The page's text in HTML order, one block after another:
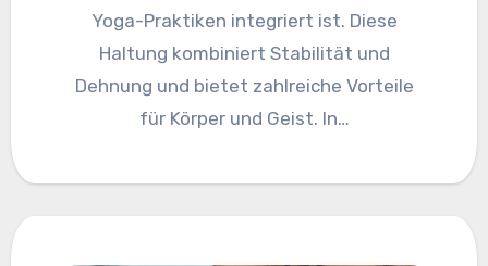
Yoga-Praktiken integriert ist. Diese
Haltung kombiniert Stabilität und
Dehnung und bietet zahlreiche Vorteile
für Körper und Geist. In…